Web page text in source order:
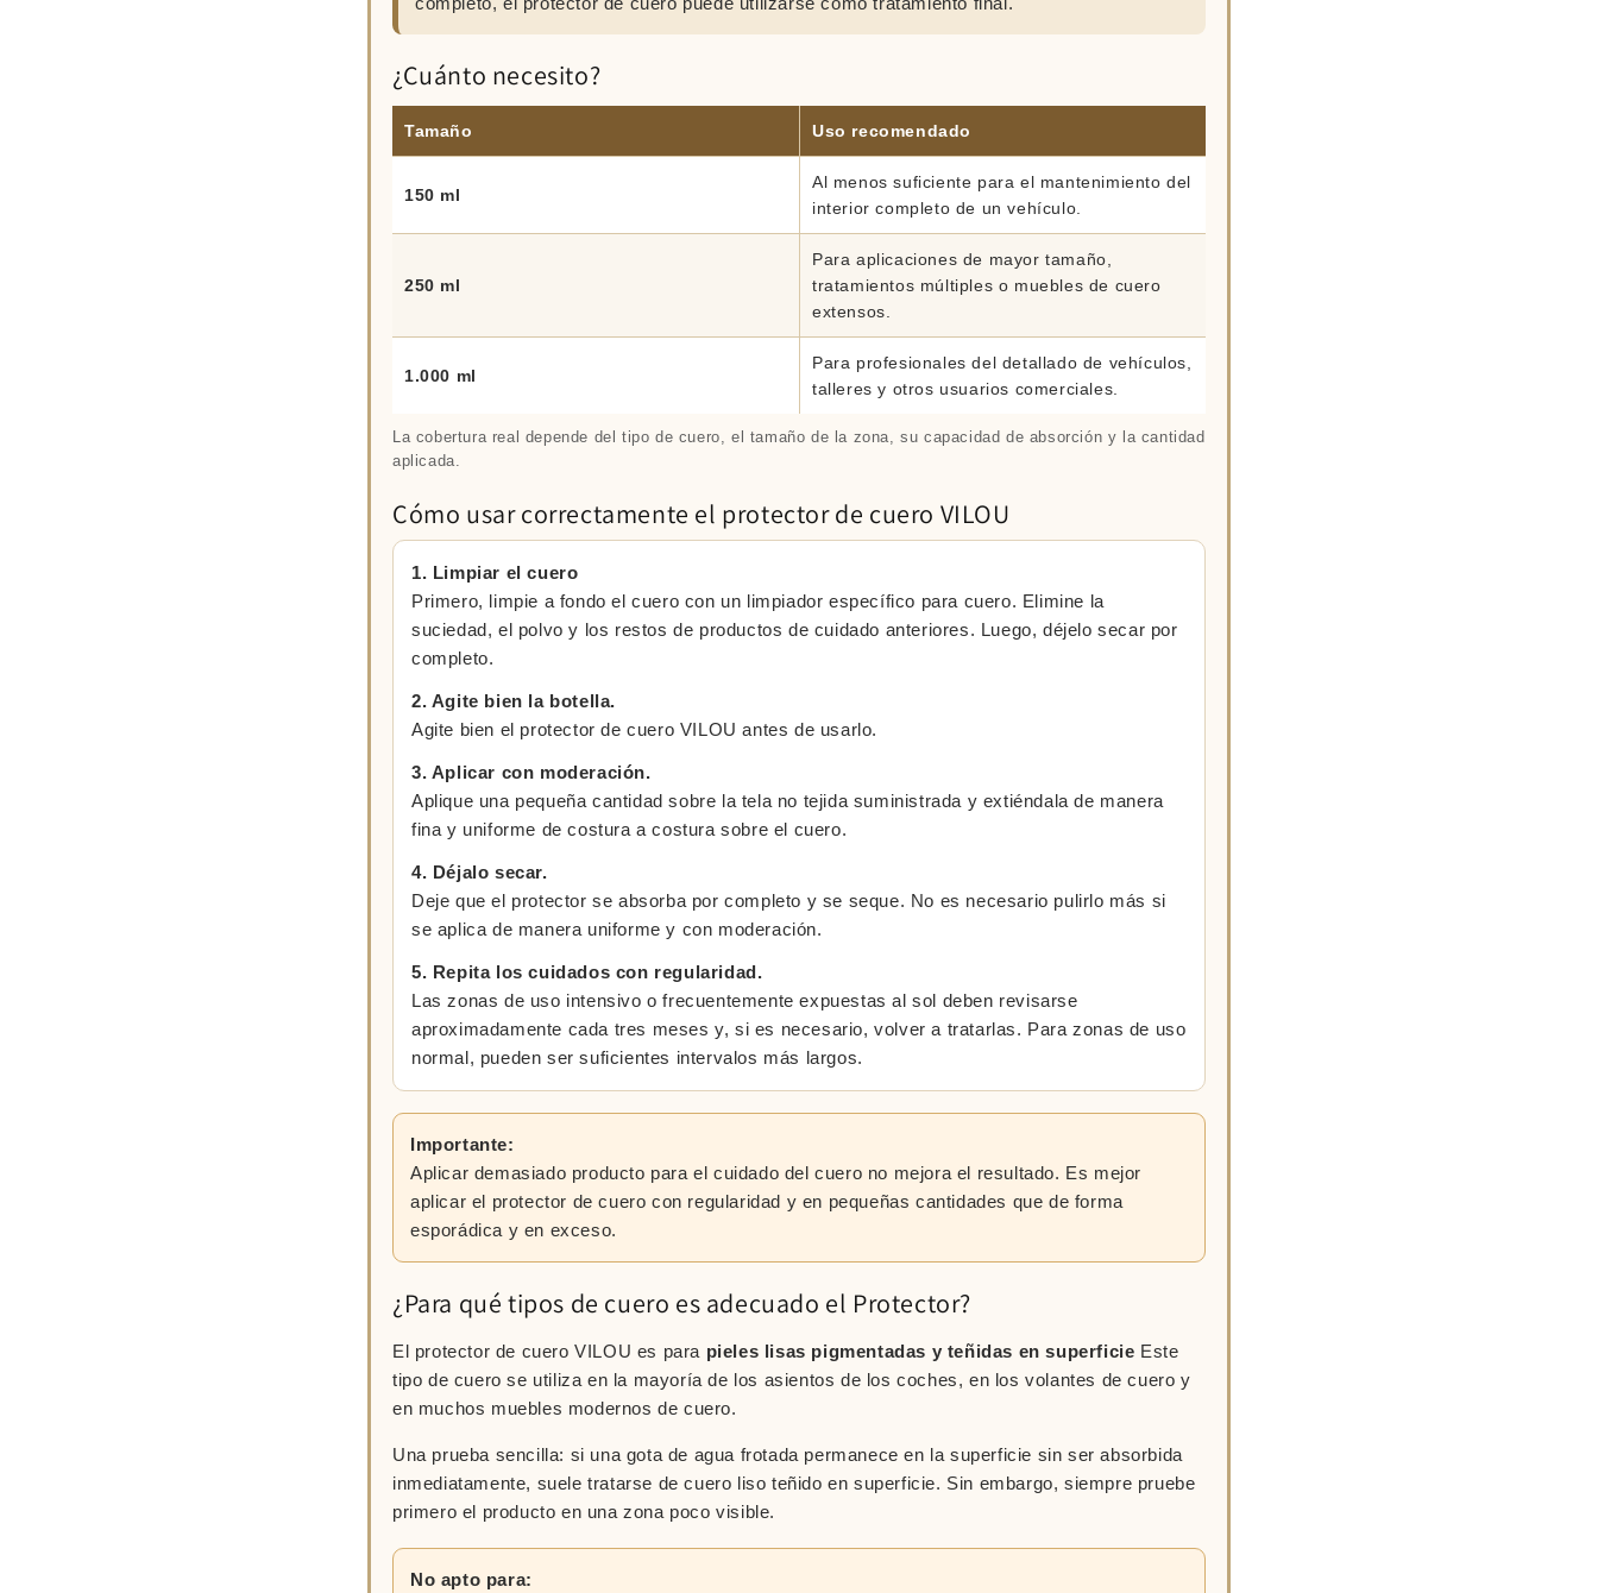
¿Cuánto necesito?
Tamaño Uso recomendado
150 ml
Al menos suficiente para el mantenimiento del
interior completo de un vehículo.
250 ml
Para aplicaciones de mayor tamaño,
tratamientos múltiples o muebles de cuero
extensos.
1.000 ml
Para profesionales del detallado de vehículos,
talleres y otros usuarios comerciales.
La cobertura real depende del tipo de cuero, el tamaño de la zona, su capacidad de absorción y la cantidad
aplicada.
Cómo usar correctamente el protector de cuero VILOU
1. Limpiar el cuero
Primero, limpie a fondo el cuero con un limpiador específico para cuero. Elimine la
suciedad, el polvo y los restos de productos de cuidado anteriores. Luego, déjelo secar por
completo.
2. Agite bien la botella.
Agite bien el protector de cuero VILOU antes de usarlo.
3. Aplicar con moderación.
Aplique una pequeña cantidad sobre la tela no tejida suministrada y extiéndala de manera
fina y uniforme de costura a costura sobre el cuero.
4. Déjalo secar.
Deje que el protector se absorba por completo y se seque. No es necesario pulirlo más si
se aplica de manera uniforme y con moderación.
5. Repita los cuidados con regularidad.
Las zonas de uso intensivo o frecuentemente expuestas al sol deben revisarse
aproximadamente cada tres meses y, si es necesario, volver a tratarlas. Para zonas de uso
normal, pueden ser suficientes intervalos más largos.
Importante:
Aplicar demasiado producto para el cuidado del cuero no mejora el resultado. Es mejor
aplicar el protector de cuero con regularidad y en pequeñas cantidades que de forma
esporádica y en exceso.
¿Para qué tipos de cuero es adecuado el Protector?
El protector de cuero VILOU es para pieles lisas pigmentadas y teñidas en superficie Este
tipo de cuero se utiliza en la mayoría de los asientos de los coches, en los volantes de cuero y
en muchos muebles modernos de cuero.
Una prueba sencilla: si una gota de agua frotada permanece en la superficie sin ser absorbida
inmediatamente, suele tratarse de cuero liso teñido en superficie. Sin embargo, siempre pruebe
primero el producto en una zona poco visible.
No apto para: